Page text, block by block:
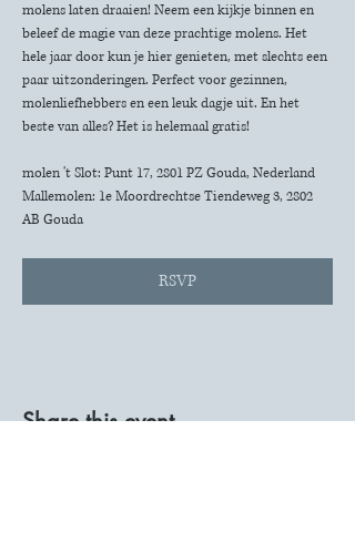
molens laten draaien! Neem een kijkje binnen en
beleef de magie van deze prachtige molens. Het
hele jaar door kun je hier genieten, met slechts een
paar uitzonderingen. Perfect voor gezinnen,
molenliefhebbers en een leuk dagje uit. En het
beste van alles? Het is helemaal gratis!
molen 't Slot: Punt 17, 2801 PZ Gouda, Nederland
Mallemolen: 1e Moordrechtse Tiendeweg 3, 2802
AB Gouda
RSVP
Share this event